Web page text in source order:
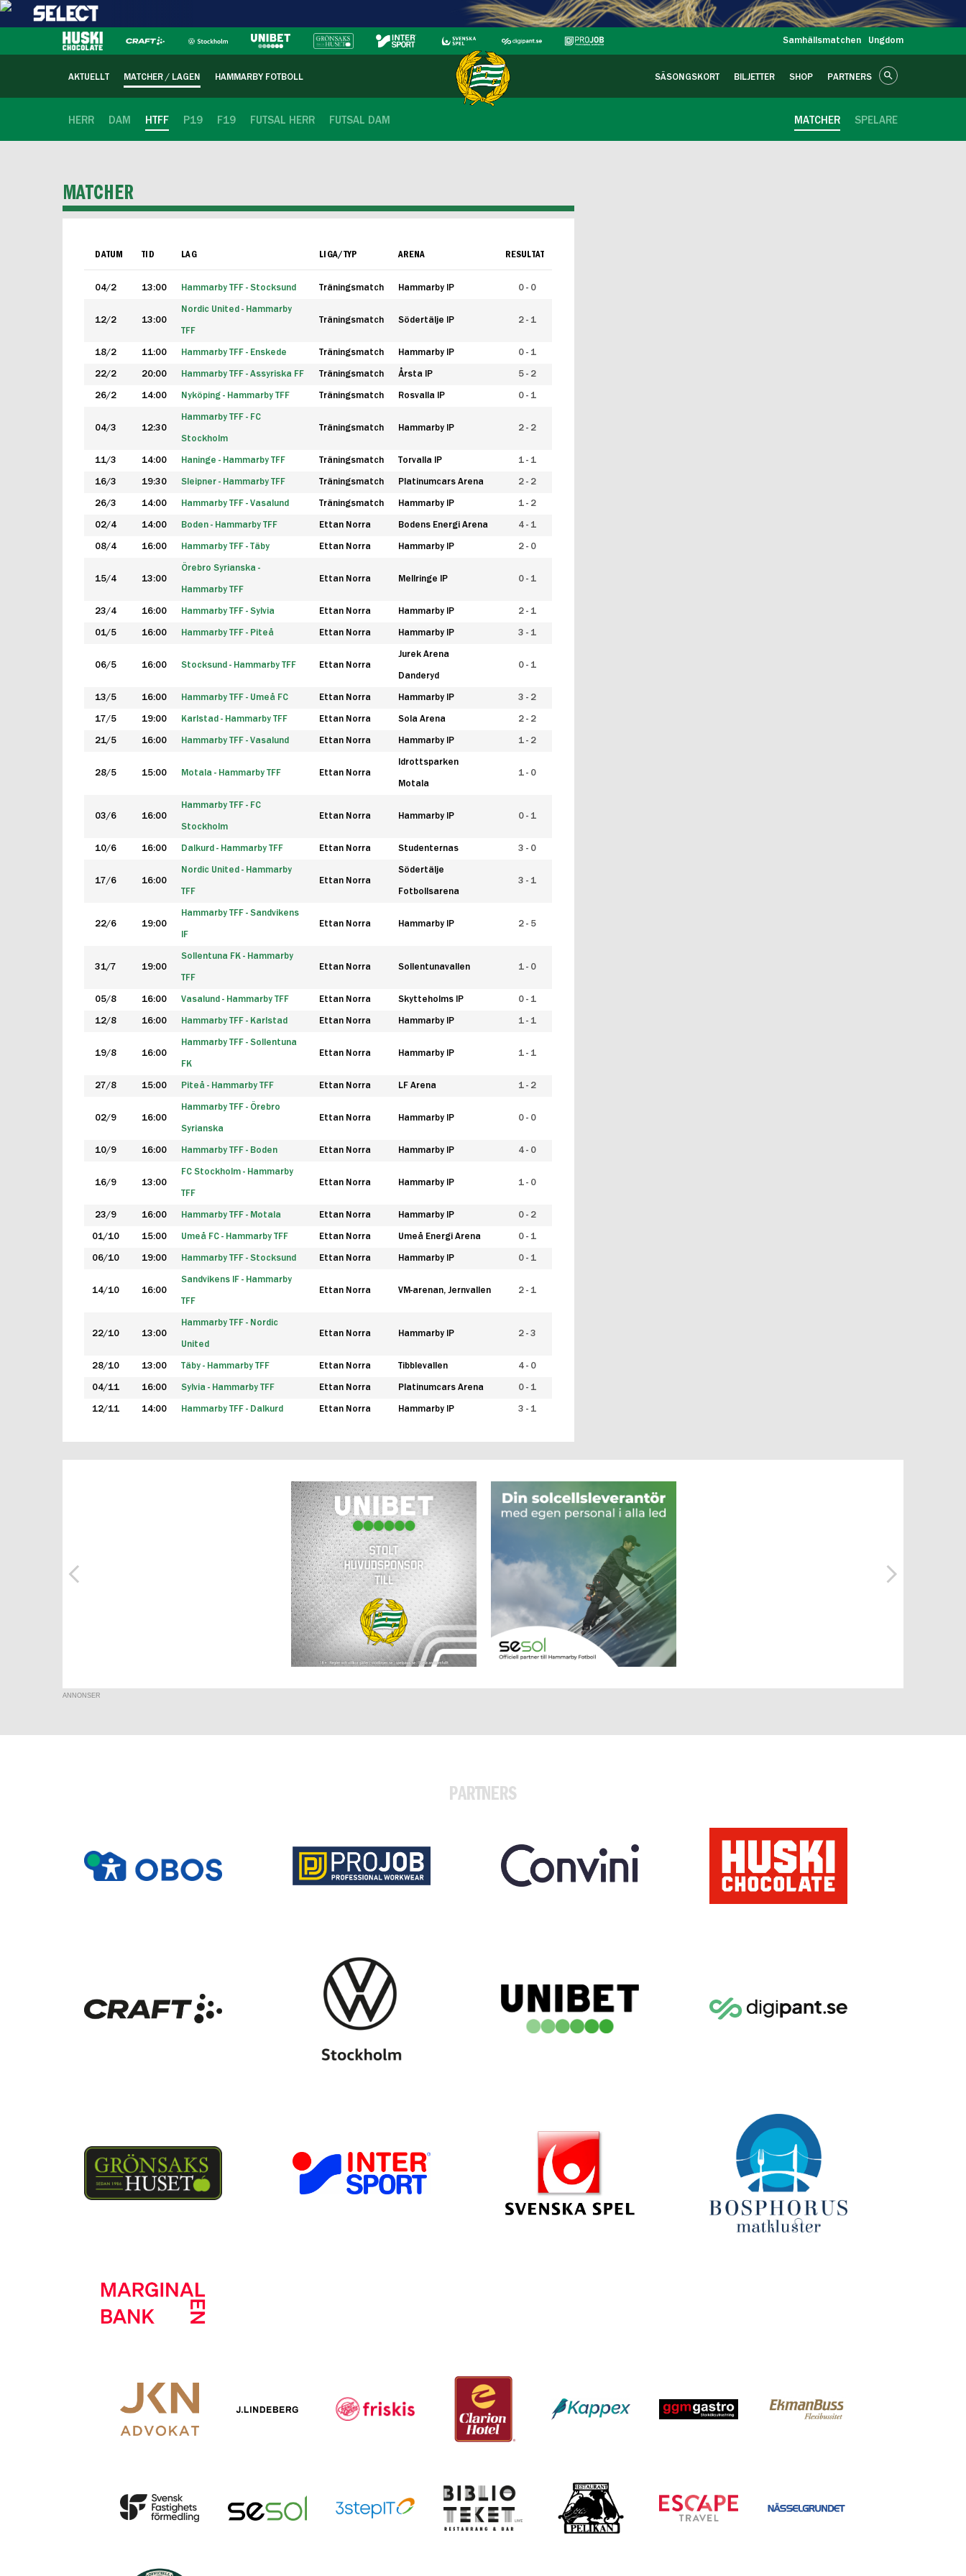
Samhällsmatchen Ungdom
AKTUELLT MATCHER / LAGEN HAMMARBY FOTBOLL SÄSONGSKORT BILJETTER SHOP PARTNERS
HERR DAM HTFF P19 F19 FUTSAL HERR FUTSAL DAM SPELARE
MATCHER
MATCHER
DATUM TID LAG LIGA/TYP ARENA RESULTAT
04/2 13:00 Hammarby TFF - Stocksund Träningsmatch Hammarby IP 0 - 0
12/2 13:00
Nordic United - Hammarby
TFF
Träningsmatch Södertälje IP 2 - 1
18/2 11:00 Hammarby TFF - Enskede Träningsmatch Hammarby IP 0 - 1
22/2 20:00 Hammarby TFF - Assyriska FF Träningsmatch Årsta IP 5 - 2
26/2 14:00 Nyköping - Hammarby TFF Träningsmatch Rosvalla IP 0 - 1
04/3 12:30
Hammarby TFF - FC
Stockholm
Träningsmatch Hammarby IP 2 - 2
11/3 14:00 Haninge - Hammarby TFF Träningsmatch Torvalla IP 1 - 1
16/3 19:30 Sleipner - Hammarby TFF Träningsmatch Platinumcars Arena 2 - 2
26/3 14:00 Hammarby TFF - Vasalund Träningsmatch Hammarby IP 1 - 2
02/4 14:00 Boden - Hammarby TFF Ettan Norra Bodens Energi Arena 4 - 1
08/4 16:00 Hammarby TFF - Täby Ettan Norra Hammarby IP 2 - 0
15/4 13:00
Örebro Syrianska -
Hammarby TFF
Ettan Norra Mellringe IP 0 - 1
23/4 16:00 Hammarby TFF - Sylvia Ettan Norra Hammarby IP 2 - 1
01/5 16:00 Hammarby TFF - Piteå Ettan Norra Hammarby IP 3 - 1
06/5 16:00 Stocksund - Hammarby TFF Ettan Norra
Jurek Arena
Danderyd
0 - 1
13/5 16:00 Hammarby TFF - Umeå FC Ettan Norra Hammarby IP 3 - 2
17/5 19:00 Karlstad - Hammarby TFF Ettan Norra Sola Arena 2 - 2
21/5 16:00 Hammarby TFF - Vasalund Ettan Norra Hammarby IP 1 - 2
28/5 15:00 Motala - Hammarby TFF Ettan Norra
Idrottsparken
Motala
1 - 0
03/6 16:00
Hammarby TFF - FC
Stockholm
Ettan Norra Hammarby IP 0 - 1
10/6 16:00 Dalkurd - Hammarby TFF Ettan Norra Studenternas 3 - 0
17/6 16:00
Nordic United - Hammarby
TFF
Ettan Norra
Södertälje
Fotbollsarena
3 - 1
22/6 19:00
Hammarby TFF - Sandvikens
IF
Ettan Norra Hammarby IP 2 - 5
31/7 19:00
Sollentuna FK - Hammarby
TFF
Ettan Norra Sollentunavallen 1 - 0
05/8 16:00 Vasalund - Hammarby TFF Ettan Norra Skytteholms IP 0 - 1
12/8 16:00 Hammarby TFF - Karlstad Ettan Norra Hammarby IP 1 - 1
19/8 16:00
Hammarby TFF - Sollentuna
FK
Ettan Norra Hammarby IP 1 - 1
27/8 15:00 Piteå - Hammarby TFF Ettan Norra LF Arena 1 - 2
02/9 16:00
Hammarby TFF - Örebro
Syrianska
Ettan Norra Hammarby IP 0 - 0
10/9 16:00 Hammarby TFF - Boden Ettan Norra Hammarby IP 4 - 0
16/9 13:00
FC Stockholm - Hammarby
TFF
Ettan Norra Hammarby IP 1 - 0
23/9 16:00 Hammarby TFF - Motala Ettan Norra Hammarby IP 0 - 2
01/10 15:00 Umeå FC - Hammarby TFF Ettan Norra Umeå Energi Arena 0 - 1
06/10 19:00 Hammarby TFF - Stocksund Ettan Norra Hammarby IP 0 - 1
14/10 16:00
Sandvikens IF - Hammarby
TFF
Ettan Norra VM-arenan, Jernvallen 2 - 1
22/10 13:00
Hammarby TFF - Nordic
United
Ettan Norra Hammarby IP 2 - 3
28/10 13:00 Täby - Hammarby TFF Ettan Norra Tibblevallen 4 - 0
04/11 16:00 Sylvia - Hammarby TFF Ettan Norra Platinumcars Arena 0 - 1
12/11 14:00 Hammarby TFF - Dalkurd Ettan Norra Hammarby IP 3 - 1
ANNONSER
PARTNERS